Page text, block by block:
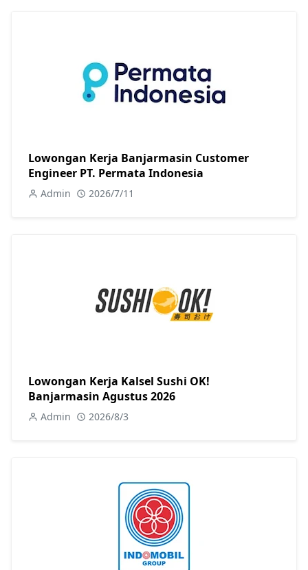
Lowongan Kerja Banjarmasin Customer
Engineer PT. Permata Indonesia
Admin 2026/7/11
Lowongan Kerja Kalsel Sushi OK!
Banjarmasin Agustus 2026
Admin 2026/8/3